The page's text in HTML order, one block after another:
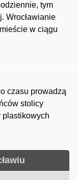
tym
Wrocławianie
w ciągu
czasu prowadzą
stolicy
plastikowych